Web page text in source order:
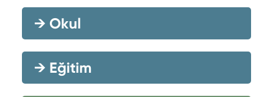
→ Okul
→ Eğitim